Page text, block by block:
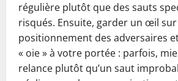
régulière plutôt que des sauts
risqués. Ensuite, garder un œil
positionnement des adversaires
« oie » à votre portée : parfois,
relance plutôt qu’un saut